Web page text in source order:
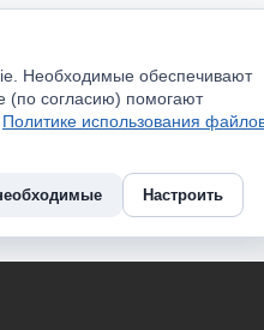
Необходимые обеспечивают
(по согласию) помогают
Политике использования
Настроить